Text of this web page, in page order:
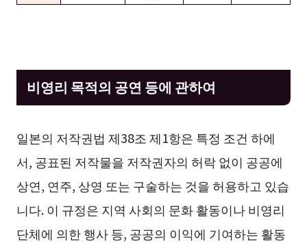
비영리 목적의 공연 등에 관하여
일본의 저작권법 제38조 제1항은 특정 조건 하에
서, 공표된 저작물을 저작권자의 허락 없이 공공에
상연, 연주, 상영 또는 구술하는 것을 허용하고 있습
니다. 이 규정은 지역 사회의 문화 활동이나 비영리
단체에 의한 행사 등, 공공의 이익에 기여하는 활동